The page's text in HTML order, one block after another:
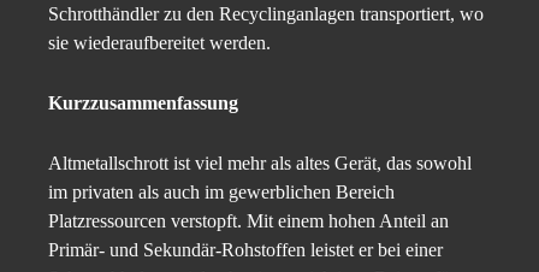
Schrotthändler zu den Recyclinganlagen transportiert, wo
sie wiederaufbereitet werden.
Kurzzusammenfassung
Altmetallschrott ist viel mehr als altes Gerät, das sowohl
im privaten als auch im gewerblichen Bereich
Platzressourcen verstopft. Mit einem hohen Anteil an
Primär- und Sekundär-Rohstoffen leistet er bei einer